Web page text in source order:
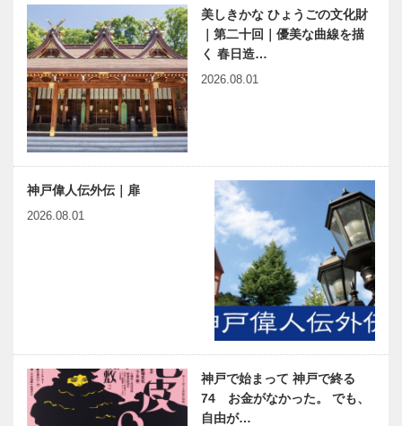
美しきかな ひょうごの文化財
｜第二十回｜優美な曲線を描
く 春日造…
2026.08.01
神戸偉人伝外伝｜扉
2026.08.01
神戸で始まって 神戸で終る
74 お金がなかった。 でも、
自由が…